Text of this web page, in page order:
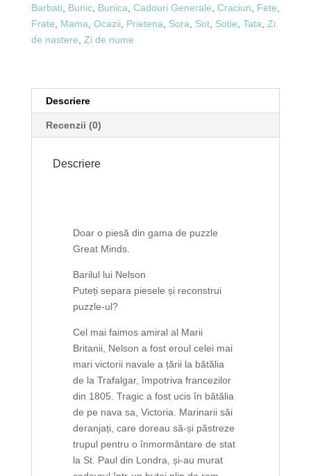
Barbati
Bunic, Bunica Cadouri Generale Craciun Fete
Frate
Mama Ocazii Prietena Sora Sot, Sotie Tata Zi
de nastere Zi de nume
Descriere
Recenzii (0)
Descriere
Doar o piesă din gama de puzzle
Great Minds.
Barilul lui Nelson
Puteți separa piesele și reconstrui
puzzle-ul?
Cel mai faimos amiral al Marii
Britanii, Nelson a fost eroul celei mai
mari victorii navale a țării la bătălia
de la Trafalgar, împotriva francezilor
din 1805. Tragic a fost ucis în bătălia
de pe nava sa, Victoria. Marinarii săi
deranjați, care doreau să-și păstreze
trupul pentru o înmormântare de stat
la St. Paul din Londra, și-au murat